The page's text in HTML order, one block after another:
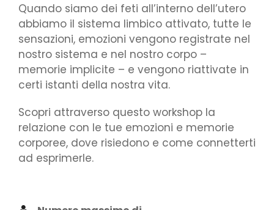
Quando siamo dei feti all’interno dell’utero
abbiamo il sistema limbico attivato, tutte le
sensazioni, emozioni vengono registrate nel
nostro sistema e nel nostro corpo –
memorie implicite – e vengono riattivate in
certi istanti della nostra vita.
Scopri attraverso questo workshop la
relazione con le tue emozioni e memorie
corporee, dove risiedono e come connetterti
ad esprimerle.